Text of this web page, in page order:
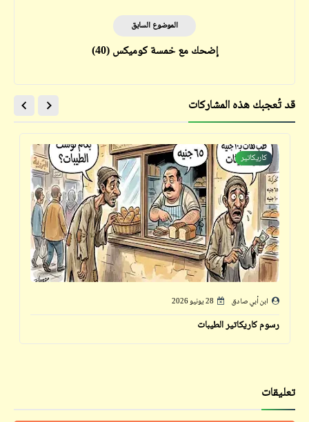
الموضوع السابق
إضحك مع خمسة كوميكس (40)
قد تُعجبك هذه المشاركات
كاريكاتير
ابن أبي صادق 28 يونيو 2026
رسوم كاريكاتير الطيبات
تعليقات